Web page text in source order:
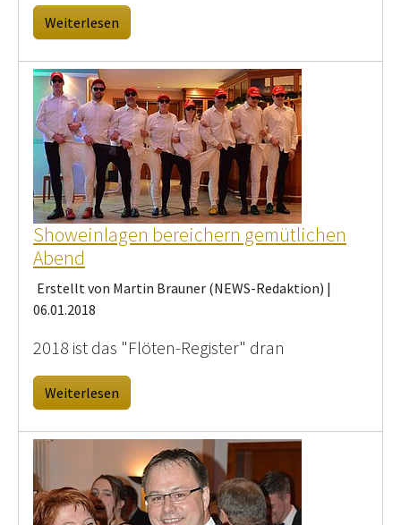
Weiterlesen
Showeinlagen bereichern gemütlichen
Abend
Erstellt von Martin Brauner (NEWS-Redaktion) |
06.01.2018
2018 ist das "Flöten-Register" dran
Weiterlesen